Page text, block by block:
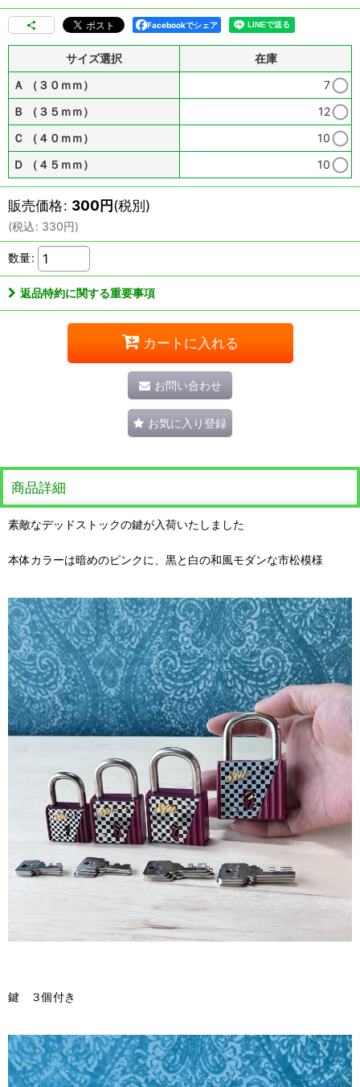
Facebookでシェア
サイズ選択
在庫
Ａ （３０ｍｍ）
7
Ｂ （３５ｍｍ）
12
Ｃ （４０ｍｍ）
10
Ｄ （４５ｍｍ）
10
販売価格: 300円(税別)
(税込: 330円)
数量:
返品特約に関する重要事項
カートに入れる
お問い合わせ
お気に入り登録
商品詳細
素敵なデッドストックの鍵が入荷いたしました
本体カラーは暗めのピンクに、黒と白の和風モダンな市松模様
鍵 ３個付き